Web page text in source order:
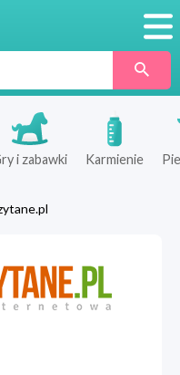
i zabawki Karmienie